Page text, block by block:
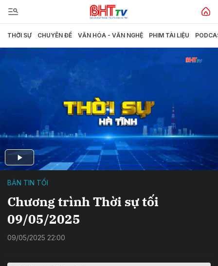
THỜI SỰ CHUYÊN ĐỀ VĂN HÓA - VĂN NGHỆ PHIM TÀI LIỆU
BẢN TIN TỐI
Chương trình Thời sự tối
09/05/2025
09/05/2025 22:00